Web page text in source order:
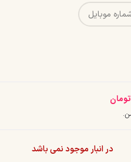
تومان
در انبار موجود نمی باشد